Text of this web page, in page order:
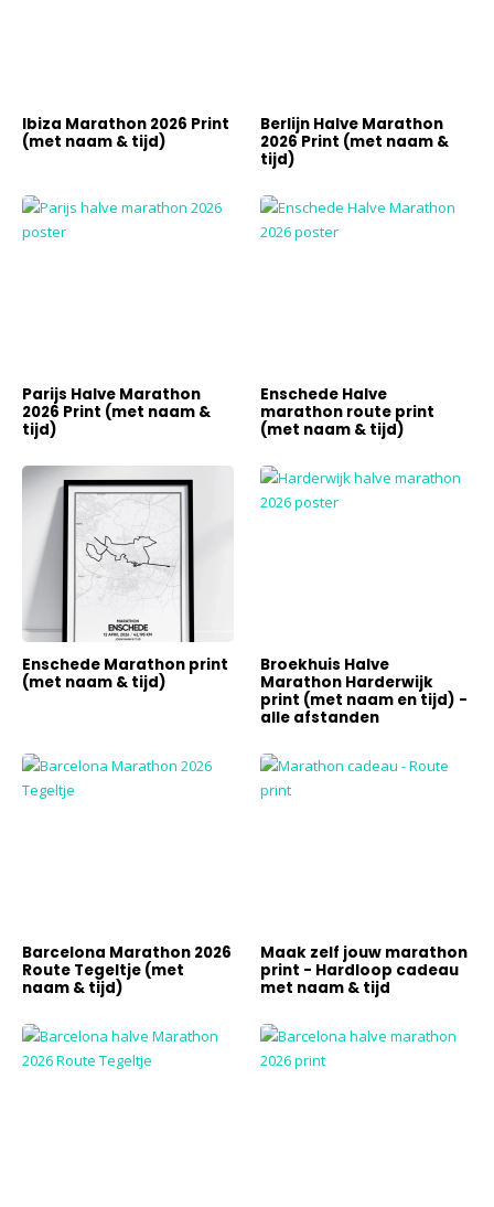
Ibiza Marathon 2026 Print
(met naam & tijd)
Berlijn Halve Marathon
2026 Print (met naam &
tijd)
Parijs Halve Marathon
2026 Print (met naam &
tijd)
Enschede Halve
marathon route print
(met naam & tijd)
Enschede Marathon print
(met naam & tijd)
Broekhuis Halve
Marathon Harderwijk
print (met naam en tijd) -
alle afstanden
Barcelona Marathon 2026
Route Tegeltje (met
naam & tijd)
Maak zelf jouw marathon
print - Hardloop cadeau
met naam & tijd